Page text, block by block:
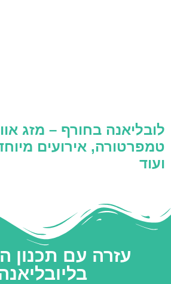
לובליאנה בחורף – מזג
טמפרטורה, אירועים
ועוד
עזרה עם תכנון